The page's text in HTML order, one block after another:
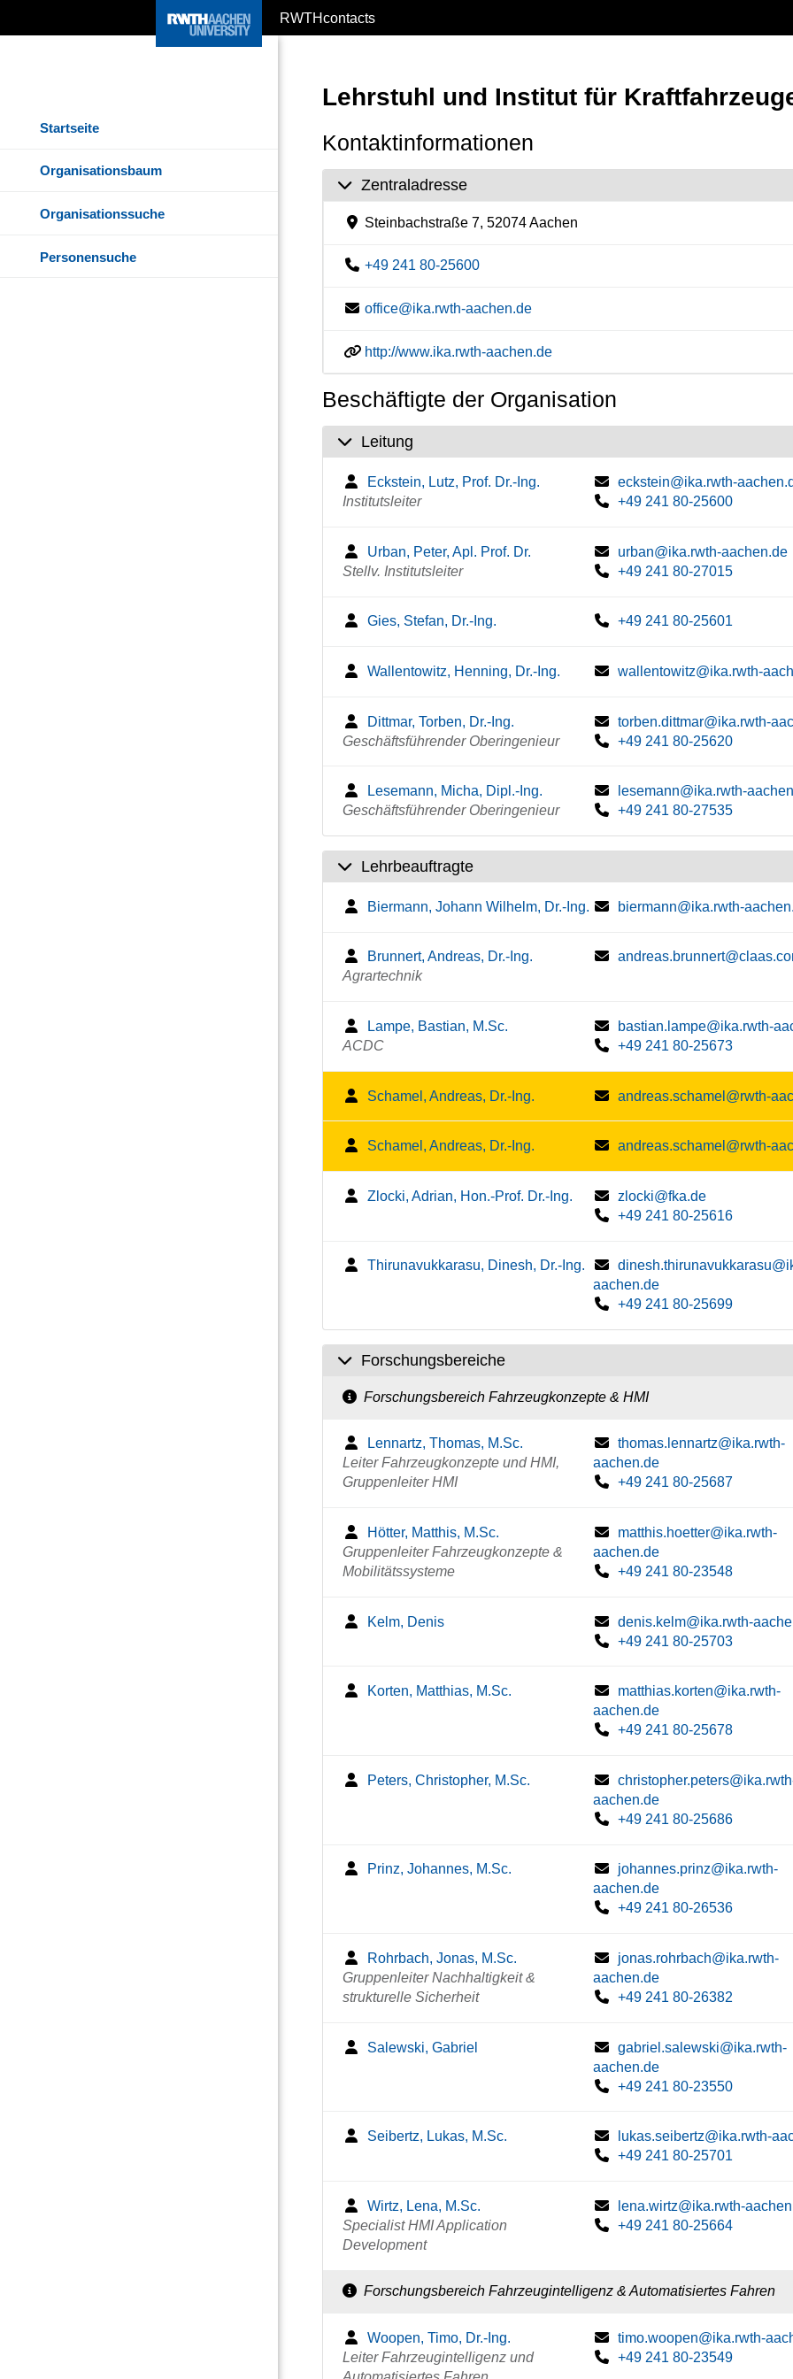
RWTHcontacts
Startseite
Organisationsbaum
Organisationssuche
Personensuche
Lehrstuhl und Institut für
Kontaktinformationen
Zentraladresse
Steinbachstraße 7, 52074 Aachen
+49 241 80-25600
office@ika.rwth-aachen.de
http://www.ika.rwth-aachen.de
Beschäftigte der Organisation
Leitung
Eckstein, Lutz, Prof. Dr.-Ing.
Institutsleiter
eckstein@ika.rwth-
+49 241 80-25600
Urban, Peter, Apl. Prof. Dr.
Stellv. Institutsleiter
urban@ika.rwth-aachen.de
+49 241 80-27015
Gies, Stefan, Dr.-Ing. +49 241 80-25601
Wallentowitz, Henning, Dr.-Ing. wallentowitz@ika.rwth-
Dittmar, Torben, Dr.-Ing.
Geschäftsführender Oberingenieur
torben.dittmar@ika.rwth-
+49 241 80-25620
Lesemann, Micha, Dipl.-Ing.
Geschäftsführender Oberingenieur
lesemann@ika.rwth-
+49 241 80-27535
Lehrbeauftragte
Biermann, Johann Wilhelm, Dr.-Ing. biermann@ika.rwth-
Brunnert, Andreas, Dr.-Ing.
Agrartechnik
Lampe, Bastian, M.Sc.
ACDC
bastian.lampe@ika.rwth-
+49 241 80-25673
Schamel, Andreas, Dr.-Ing. andreas.schamel@rwth-
Schamel, Andreas, Dr.-Ing. andreas.schamel@rwth-
Zlocki, Adrian, Hon.-Prof. Dr.-Ing.
zlocki@fka.de
+49 241 80-25616
Thirunavukkarasu, Dinesh, Dr.-Ing.
aachen.de
+49 241 80-25699
Forschungsbereiche
Forschungsbereich Fahrzeugkonzepte & HMI
Lennartz, Thomas, M.Sc.
Leiter Fahrzeugkonzepte und HMI,
Gruppenleiter HMI
thomas.lennartz@ika.rwth-
aachen.de
+49 241 80-25687
Hötter, Matthis, M.Sc.
Gruppenleiter Fahrzeugkonzepte &
Mobilitätssysteme
matthis.hoetter@ika.rwth-
aachen.de
+49 241 80-23548
Kelm, Denis
denis.kelm@ika.rwth-
+49 241 80-25703
Korten, Matthias, M.Sc.
matthias.korten@ika.rwth-
aachen.de
+49 241 80-25678
Peters, Christopher, M.Sc.
aachen.de
+49 241 80-25686
Prinz, Johannes, M.Sc.
johannes.prinz@ika.rwth-
aachen.de
+49 241 80-26536
Rohrbach, Jonas, M.Sc.
Gruppenleiter Nachhaltigkeit &
strukturelle Sicherheit
jonas.rohrbach@ika.rwth-
aachen.de
+49 241 80-26382
Salewski, Gabriel
gabriel.salewski@ika.rwth-
aachen.de
+49 241 80-23550
Seibertz, Lukas, M.Sc.
lukas.seibertz@ika.rwth-
+49 241 80-25701
Wirtz, Lena, M.Sc.
Specialist HMI Application
Development
lena.wirtz@ika.rwth-
+49 241 80-25664
Forschungsbereich Fahrzeugintelligenz & Automatisiertes Fahren
Woopen, Timo, Dr.-Ing.
Leiter Fahrzeugintelligenz und
timo.woopen@ika.rwth-
+49 241 80-23549